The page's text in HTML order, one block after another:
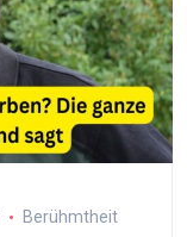
Berühmtheit